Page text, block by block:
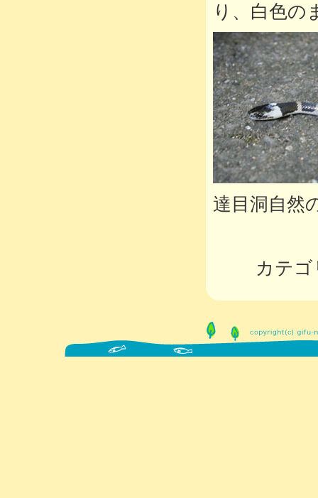
り、白色の
達目洞自然
カテ